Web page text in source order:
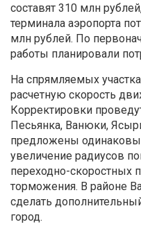
составят 310 млн
терминала аэропорта
млн рублей. По
работы планировали
На спрямляемых
расчетную скорость
Корректировки
Песьянка, Ванюки,
предложены
увеличение радиусов
переходно-скоростных
торможения. В районе
сделать
город.